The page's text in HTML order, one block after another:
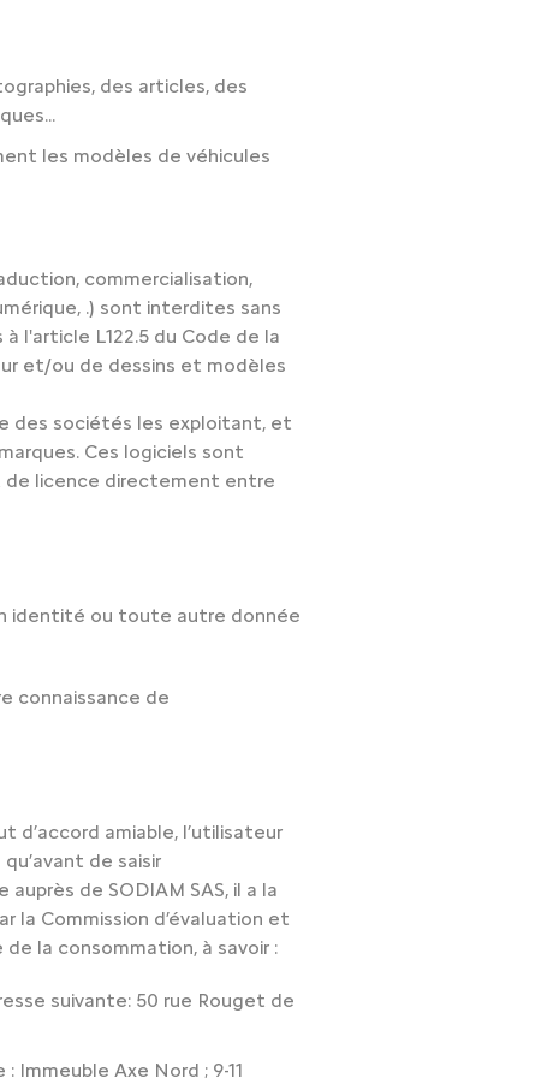
des articles, des
les modèles de véhicules
commercialisation,
.) sont interdites sans
l'article L122.5 du Code de la
et/ou de dessins et modèles
des sociétés les exploitant, et
Ces logiciels sont
de licence directement entre
identité ou toute autre donnée
connaissance de
d’accord amiable, l’utilisateur
de saisir
de SODIAM SAS, il a la
la Commission d’évaluation et
la consommation, à savoir :
suivante: 50 rue Rouget de
Immeuble Axe Nord ; 9-11